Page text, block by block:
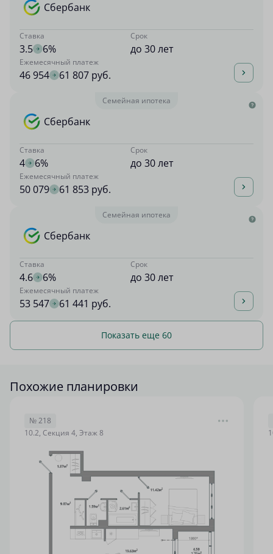
Сбербанк
Ставка
3.5 6%
Срок
до 30 лет
Ежемесячный платеж
46 954 61 807 руб.
Семейная ипотека
Сбербанк
Ставка
4 6%
Срок
до 30 лет
Ежемесячный платеж
50 079 61 853 руб.
Семейная ипотека
Сбербанк
Ставка
4.6 6%
Срок
до 30 лет
Ежемесячный платеж
53 547 61 441 руб.
Показать еще 60
Похожие планировки
№ 218
10.2, Секция 4, Этаж 8